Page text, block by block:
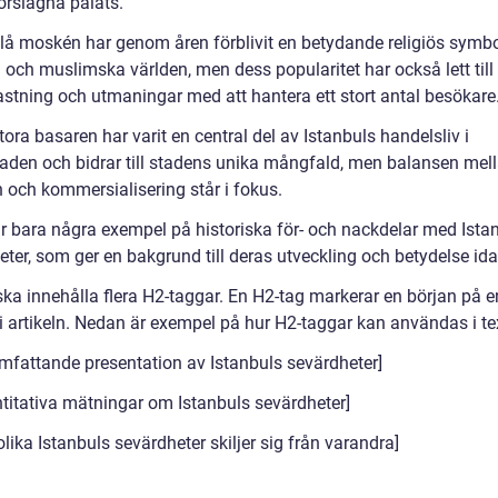
moskén har genom åren förblivit en betydande religiös
muslimska världen, men dess popularitet har också lett till
och utmaningar med att hantera ett stort antal
basaren har varit en central del av Istanbuls handelsliv i
och bidrar till stadens unika mångfald, men balansen
och kommersialisering står i fokus.
bara några exempel på historiska för- och nackdelar med
som ger en bakgrund till deras utveckling och betydelse
innehålla flera H2-taggar. En H2-tag markerar en början på
artikeln. Nedan är exempel på hur H2-taggar kan användas i
presentation av Istanbuls sevärdheter]
mätningar om Istanbuls sevärdheter]
Istanbuls sevärdheter skiljer sig från varandra]